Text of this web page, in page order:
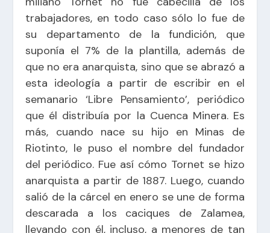
trabajadores, en todo caso sólo lo fue de
su departamento de la fundición, que
suponía el 7% de la plantilla, además de
que no era anarquista, sino que se abrazó a
esta ideología a partir de escribir en el
semanario ‘Libre Pensamiento’, periódico
que él distribuía por la Cuenca Minera. Es
más, cuando nace su hijo en Minas de
Riotinto, le puso el nombre del fundador
del periódico. Fue así cómo Tornet se hizo
anarquista a partir de 1887. Luego, cuando
salió de la cárcel en enero se une de forma
descarada a los caciques de Zalamea,
llevando con él, incluso, a menores de tan